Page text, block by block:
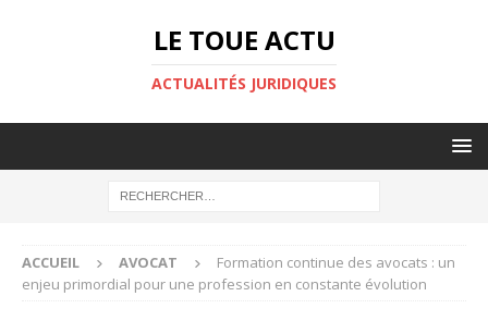
LE TOUE ACTU
ACTUALITÉS JURIDIQUES
ACCUEIL AVOCAT
Formation continue des avocats : un
enjeu primordial pour une profession en constante évolution